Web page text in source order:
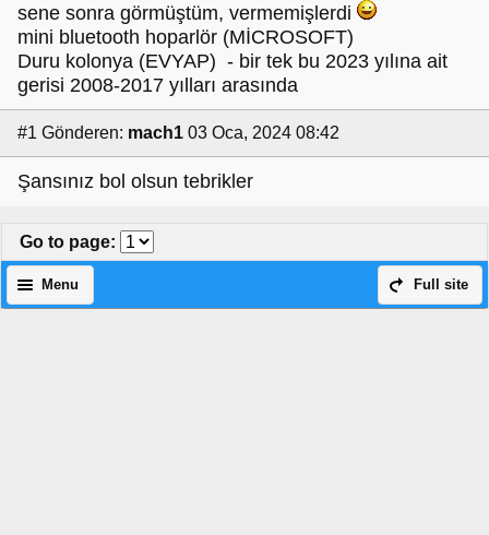
sene sonra görmüştüm, vermemişlerdi
mini bluetooth hoparlör (MİCROSOFT)
Duru kolonya (EVYAP) - bir tek bu 2023 yılına ait
gerisi 2008-2017 yılları arasında
#1 Gönderen: mach1 03 Oca, 2024 08:42
Şansınız bol olsun tebrikler
Go to page:
Full site
Menu